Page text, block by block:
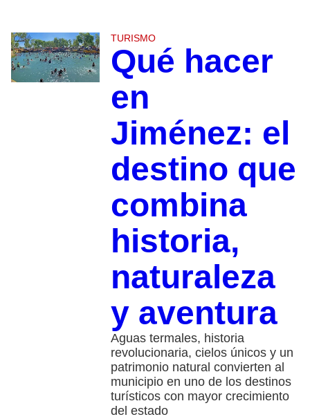
TURISMO
Qué hacer
en
Jiménez: el
destino que
combina
historia,
naturaleza
y aventura
Aguas termales, historia
revolucionaria, cielos únicos y un
patrimonio natural convierten al
municipio en uno de los destinos
turísticos con mayor crecimiento
del estado